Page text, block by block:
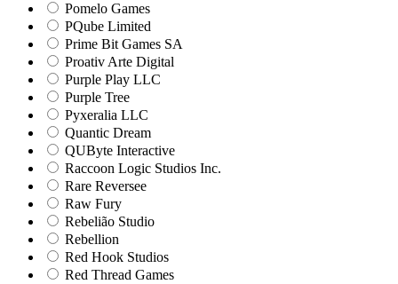
Pomelo Games
PQube Limited
Prime Bit Games SA
Proativ Arte Digital
Purple Play LLC
Purple Tree
Pyxeralia LLC
Quantic Dream
QUByte Interactive
Raccoon Logic Studios Inc.
Rare Reversee
Raw Fury
Rebelião Studio
Rebellion
Red Hook Studios
Red Thread Games